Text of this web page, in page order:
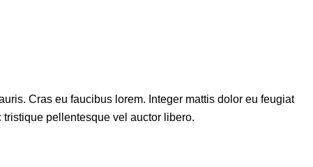
Cras eu faucibus lorem. Integer mattis dolor eu feugiat
pellentesque vel auctor libero.